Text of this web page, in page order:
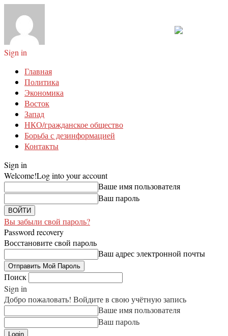
Sign in
Главная
Политика
Экономика
Восток
Запад
НКО/гражданское общество
Борьба с дезинформацией
Контакты
Sign in
Welcome!Log into your account
Ваше имя пользователя
Ваш пароль
Вы забыли свой пароль?
Password recovery
Восстановите свой пароль
Ваш адрес электронной почты
Поиск
Sign in
Добро пожаловать! Войдите в свою учётную запись
Ваше имя пользователя
Ваш пароль